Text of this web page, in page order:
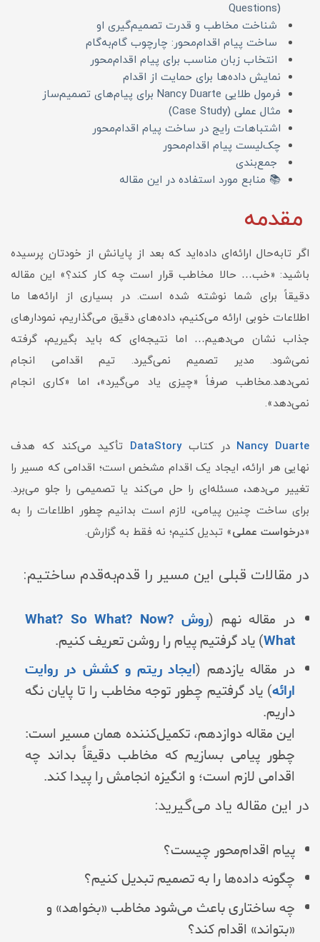
Questions)
شناخت مخاطب و قدرت تصمیم‌گیری او
ساخت پیام اقدام‌محور: چارچوب گام‌به‌گام
انتخاب زبان مناسب برای پیام اقدام‌محور
نمایش داده‌ها برای حمایت از اقدام
فرمول طلایی Nancy Duarte برای پیام‌های تصمیم‌ساز
مثال عملی (Case Study)
اشتباهات رایج در ساخت پیام اقدام‌محور
چک‌لیست پیام اقدام‌محور
جمع‌بندی
📚 منابع مورد استفاده در این مقاله
مقدمه
اگر تا‌به‌حال ارائه‌ای داده‌اید که بعد از پایانش از خودتان پرسیده
باشید: «خب… حالا مخاطب قرار است چه کار کند؟» این مقاله
دقیقاً برای شما نوشته شده است. در بسیاری از ارائه‌ها ما
اطلاعات خوبی ارائه می‌کنیم، داده‌های دقیق می‌گذاریم، نمودارهای
جذاب نشان می‌دهیم… اما نتیجه‌ای که باید بگیریم، گرفته
نمی‌شود. مدیر تصمیم نمی‌گیرد. تیم اقدامی انجام
نمی‌دهد.مخاطب صرفاً «چیزی یاد می‌گیرد»، اما «کاری انجام
نمی‌دهد».
Nancy Duarte در کتابDataStory تأکید می‌کند که هدف
نهایی هر ارائه، ایجاد یک اقدام مشخص است؛ اقدامی که مسیر را
تغییر می‌دهد، مسئله‌ای را حل می‌کند یا تصمیمی را جلو می‌برد.
برای ساخت چنین پیامی، لازم است بدانیم چطور اطلاعات را به
«درخواست عملی» تبدیل کنیم؛ نه فقط به گزارش.
در مقالات قبلی این مسیر را قدم‌به‌قدم ساختیم:
در مقاله نهم (
روش ?What? So What? Now
What) یاد گرفتیم پیام را روشن تعریف کنیم.
در مقاله یازدهم (ایجاد ریتم و کشش در روایت
ارائه) یاد گرفتیم چطور توجه مخاطب را تا پایان نگه
داریم.
این مقاله دوازدهم، تکمیل‌کننده همان مسیر است:
چطور پیامی بسازیم که مخاطب دقیقاً بداند چه
اقدامی لازم است؛ و انگیزه انجامش را پیدا کند.
در این مقاله یاد می‌گیرید:
پیام اقدام‌محور چیست؟
چگونه داده‌ها را به تصمیم تبدیل کنیم؟
چه ساختاری باعث می‌شود مخاطب «بخواهد» و
«بتواند» اقدام کند؟